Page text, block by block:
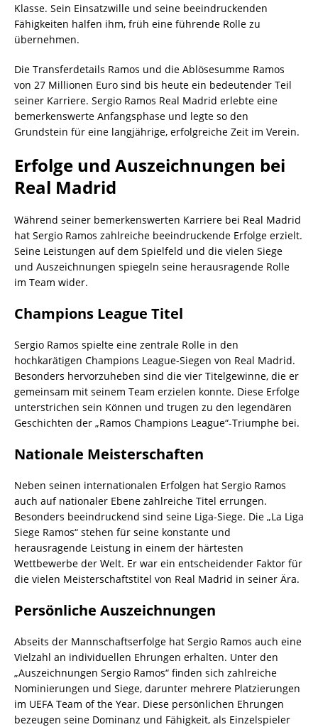
Klasse. Sein Einsatzwille und seine beeindruckenden
Fähigkeiten halfen ihm, früh eine führende Rolle zu
übernehmen.
Die Transferdetails Ramos und die Ablösesumme Ramos
von 27 Millionen Euro sind bis heute ein bedeutender Teil
seiner Karriere. Sergio Ramos Real Madrid erlebte eine
bemerkenswerte Anfangsphase und legte so den
Grundstein für eine langjährige, erfolgreiche Zeit im Verein.
Erfolge und Auszeichnungen bei
Real Madrid
Während seiner bemerkenswerten Karriere bei Real Madrid
hat Sergio Ramos zahlreiche beeindruckende Erfolge erzielt.
Seine Leistungen auf dem Spielfeld und die vielen Siege
und Auszeichnungen spiegeln seine herausragende Rolle
im Team wider.
Champions League Titel
Sergio Ramos spielte eine zentrale Rolle in den
hochkarätigen Champions League-Siegen von Real Madrid.
Besonders hervorzuheben sind die vier Titelgewinne, die er
gemeinsam mit seinem Team erzielen konnte. Diese Erfolge
unterstrichen sein Können und trugen zu den legendären
Geschichten der „Ramos Champions League“-Triumphe bei.
Nationale Meisterschaften
Neben seinen internationalen Erfolgen hat Sergio Ramos
auch auf nationaler Ebene zahlreiche Titel errungen.
Besonders beeindruckend sind seine Liga-Siege. Die „La Liga
Siege Ramos“ stehen für seine konstante und
herausragende Leistung in einem der härtesten
Wettbewerbe der Welt. Er war ein entscheidender Faktor für
die vielen Meisterschaftstitel von Real Madrid in seiner Ära.
Persönliche Auszeichnungen
Abseits der Mannschaftserfolge hat Sergio Ramos auch eine
Vielzahl an individuellen Ehrungen erhalten. Unter den
„Auszeichnungen Sergio Ramos“ finden sich zahlreiche
Nominierungen und Siege, darunter mehrere Platzierungen
im UEFA Team of the Year. Diese persönlichen Ehrungen
bezeugen seine Dominanz und Fähigkeit, als Einzelspieler